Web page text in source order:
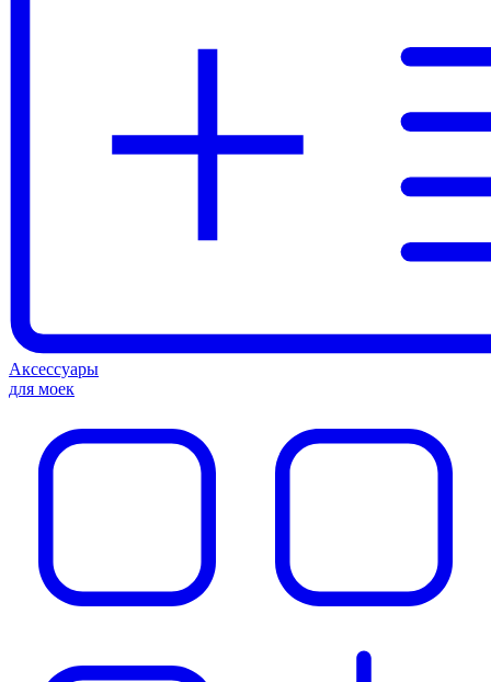
Аксессуары
для моек